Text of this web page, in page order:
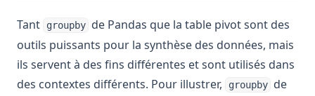
Tant groupby de Pandas que la table pivot sont des
outils puissants pour la synthèse des données, mais
ils servent à des fins différentes et sont utilisés dans
des contextes différents. Pour illustrer,
groupby de